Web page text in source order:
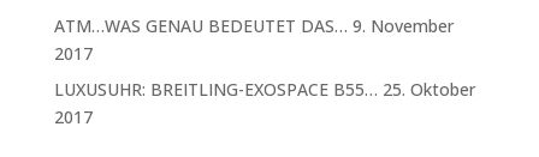
ATM…WAS GENAU BEDEUTET DAS… 9. November
2017
LUXUSUHR: BREITLING-EXOSPACE B55… 25. Oktober
2017